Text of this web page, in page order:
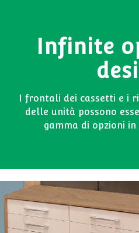
Infinite
I frontali dei cassetti e i
delle unità possono
gamma di opzioni in